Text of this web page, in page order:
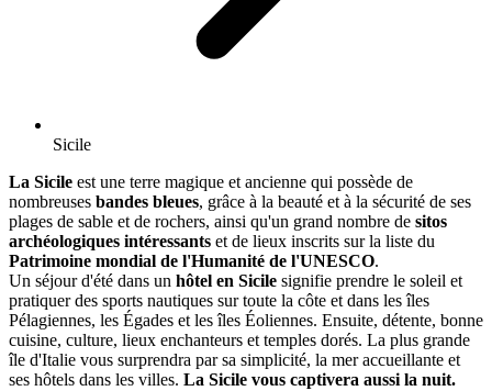
Sicile
La Sicile est une terre magique et ancienne qui possède de
nombreuses bandes bleues, grâce à la beauté et à la sécurité de ses
plages de sable et de rochers, ainsi qu'un grand nombre de sitos
archéologiques intéressants et de lieux inscrits sur la liste du
Patrimoine mondial de l'Humanité de l'UNESCO.
Un séjour d'été dans un hôtel en Sicile signifie prendre le soleil et
pratiquer des sports nautiques sur toute la côte et dans les îles
Pélagiennes, les Égades et les îles Éoliennes. Ensuite, détente, bonne
cuisine, culture, lieux enchanteurs et temples dorés. La plus grande
île d'Italie vous surprendra par sa simplicité, la mer accueillante et
ses hôtels dans les villes. La Sicile vous captivera aussi la nuit.